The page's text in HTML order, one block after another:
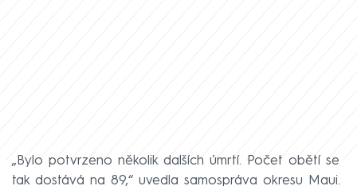
„Bylo potvrzeno několik dalších úmrtí. Počet obětí se
tak dostává na 89,“ uvedla samospráva okresu Maui.